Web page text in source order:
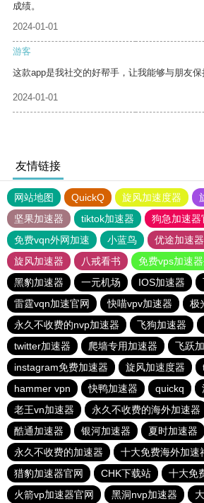
成绩。
2024-01-01
游客
这款app是我社交的好帮手，让我能够与朋友保
2024-01-01
友情链接
网站地图 QuickQ 旋风加速度器
坚果加速器
tiktok加速器
狗急加速器
免费vqn外网加速
小蓝鸟 优途加速
旋风加速器
八戒看书
免费vps加速
黑豹加速器
一元机场 IOS加速器
雷霆vqn加速官网
快喵vpv加速器 极
永久不收费的nvp加速器
飞狗加速器
twitter加速器
爬墙专用加速器
飞跃
instagram免费加速器
旋风加速度器
hammer vpn
快鸭加速器 quickq
老王vn加速器
永久不收费的海外加速器
酷通加速器
银河加速器 夏时加速器
永久不收费的加速器
十大免费海外加速
猎豹加速器官网
CHK下载站
十大免
火箭vp加速器官网
黑洞nvp加速器